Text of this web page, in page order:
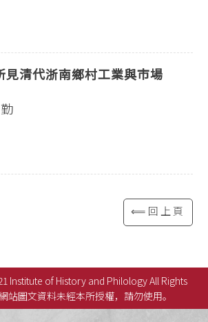
見清代浙南鄉村工業與市場
⟸回上頁
Institute of History and Philology All Rights
站圖文資料未經本所授權，請勿使用。